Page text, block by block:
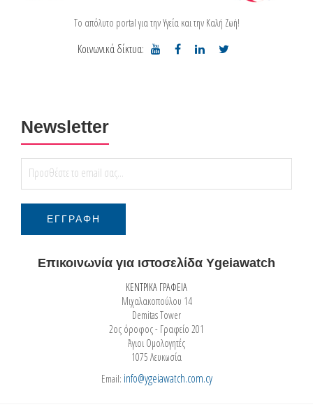
Το απόλυτο portal για την Υγεία και την Καλή Ζωή!
Κοινωνικά δίκτυα:
Newsletter
Επικοινωνία για ιστοσελίδα Ygeiawatch
ΚΕΝΤΡΙΚΑ ΓΡΑΦΕΙΑ
Μιχαλακοπούλου 14
Demitas Tower
2ος όροφος - Γραφείο 201
Άγιοι Ομολογητές
1075 Λευκωσία
Email: info@ygeiawatch.com.cy